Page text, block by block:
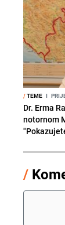
/TEME I
Dr. Erma
notornom
/